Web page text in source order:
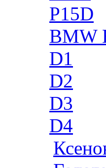
P15D
BMW
D1
D2
D3
D4